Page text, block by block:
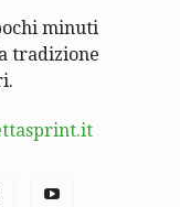
minuti
tradizione